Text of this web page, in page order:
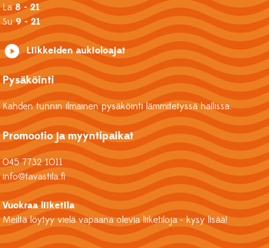
La8 - 21
Su9 - 21
Liikkeiden aukioloajat
Pysäköinti
Kahden tunnin ilmainen pysäköinti lämmitetyssä hallissa.
Promootio ja myyntipaikat
045 7732 1011
info@tavastila.fi
Vuokraa liiketila
Meiltä löytyy vielä vapaana olevia liiketiloja - kysy lisää!